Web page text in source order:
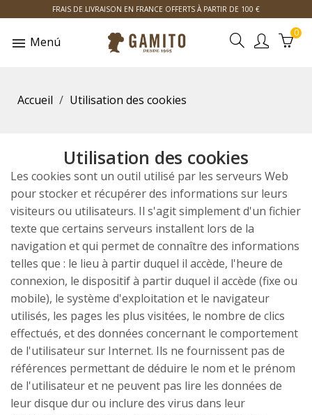
FRAIS DE LIVRAISON EN FRANCE OFFERTS À PARTIR DE 100 €
Menú
0
Accueil Utilisation des cookies
Utilisation des cookies
Les cookies sont un outil utilisé par les serveurs Web
pour stocker et récupérer des informations sur leurs
visiteurs ou utilisateurs. Il s'agit simplement d'un fichier
texte que certains serveurs installent lors de la
navigation et qui permet de connaître des informations
telles que : le lieu à partir duquel il accède, l'heure de
connexion, le dispositif à partir duquel il accède (fixe ou
mobile), le système d'exploitation et le navigateur
utilisés, les pages les plus visitées, le nombre de clics
effectués, et des données concernant le comportement
de l'utilisateur sur Internet. Ils ne fournissent pas de
références permettant de déduire le nom et le prénom
de l'utilisateur et ne peuvent pas lire les données de
leur disque dur ou inclure des virus dans leur